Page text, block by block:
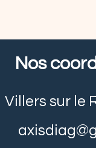
Nos
Villers sur le